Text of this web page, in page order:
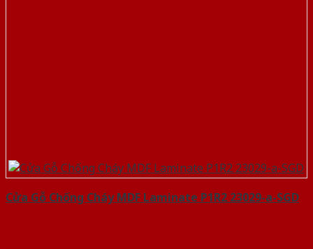
Cửa Gỗ Chống Cháy MDF Laminate P1R2 23029-a-SGD